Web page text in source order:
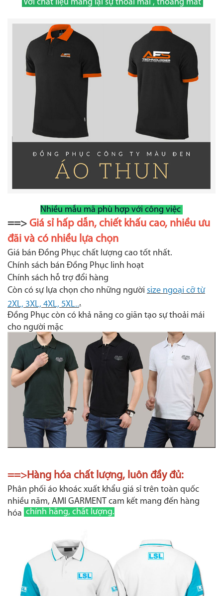
Với chất liệu mang lại sự thoải mái , thoáng mát
Nhiều mẫu mã phù hợp với công việc
==> Giá sỉ hấp dẫn, chiết khấu cao, nhiều ưu
đãi và có nhiều lựa chọn
Giá bán Đồng Phục chất lượng cao tốt nhất.
Chính sách bán Đồng Phục linh hoạt
Chính sách hỗ trợ đổi hàng
Còn có sự lựa chọn cho những người size ngoại cỡ từ
2XL, 3XL, 4XL, 5XL.. .
Đồng Phục còn có khả năng co giãn tạo sự thoải mái
cho người mặc
==>Hàng hóa chất lượng, luôn đầy đủ:
Phân phối áo khoác xuất khẩu giá sỉ trên toàn quốc
nhiều năm, AMI GARMENT cam kết mang đến hàng
hóa chính hãng, chất lượng.